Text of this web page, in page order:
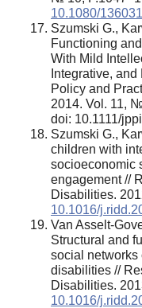
10.1080/
Szumski G.,
Functioning
With Mild
Integrative,
Policy and
2014. Vol. 11,
doi: 10.1111/
Szumski G.,
children with
socioeconomic
engagement //
Disabilities.
10.1016/
Van Asselt-
Structural and
social networks
disabilities //
Disabilities.
10.1016/